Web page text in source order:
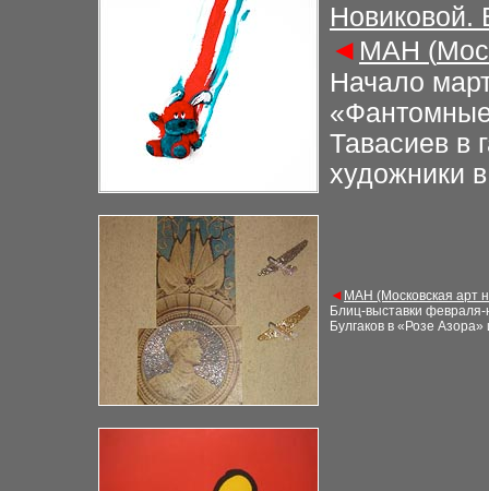
Новиковой.
◄ МАН (
Начало
Тавасиев в
художники
◄ МАН (Московская арт
Блиц-выставки
Булгаков в «Розе